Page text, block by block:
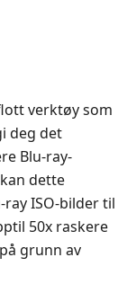
verktøy som
deg det
Blu-ray-
dette
ISO-bilder til
50x raskere
grunn av